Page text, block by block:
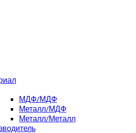
МДФ/МДФ
Металл/МДФ
Металл/Металл